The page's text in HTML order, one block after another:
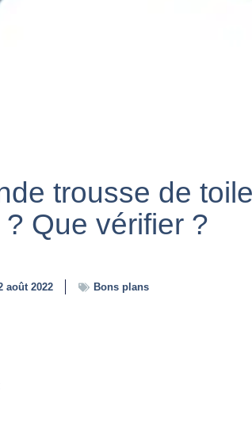
trousse de
Que vérifier ?
août 2022 Bons plans